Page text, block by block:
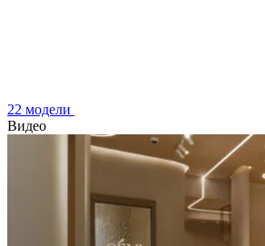
22 модели
Видео